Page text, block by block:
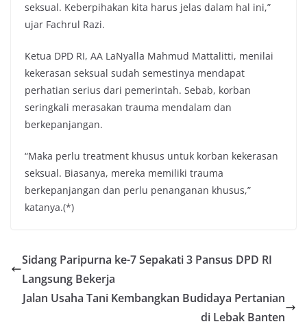
seksual. Keberpihakan kita harus jelas dalam hal ini,”
ujar Fachrul Razi.
Ketua DPD RI, AA LaNyalla Mahmud Mattalitti, menilai
kekerasan seksual sudah semestinya mendapat
perhatian serius dari pemerintah. Sebab, korban
seringkali merasakan trauma mendalam dan
berkepanjangan.
“Maka perlu treatment khusus untuk korban kekerasan
seksual. Biasanya, mereka memiliki trauma
berkepanjangan dan perlu penanganan khusus,”
katanya.(*)
Sidang Paripurna ke-7 Sepakati 3 Pansus DPD RI
Langsung Bekerja
Jalan Usaha Tani Kembangkan Budidaya Pertanian
di Lebak Banten